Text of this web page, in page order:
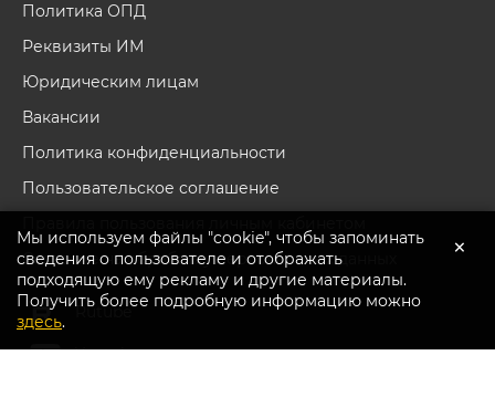
Перейти в каталог
Политика ОПД
Реквизиты ИМ
Юридическим лицам
Вакансии
Политика конфиденциальности
Пользовательское соглашение
Согласие на обработку персональных данных
Rutube
Youtube
Мы используем файлы "cookie", чтобы запоминать
сведения о пользователе и отображать
подходящую ему рекламу и другие материалы.
Получить более подробную информацию можно
здесь.
×